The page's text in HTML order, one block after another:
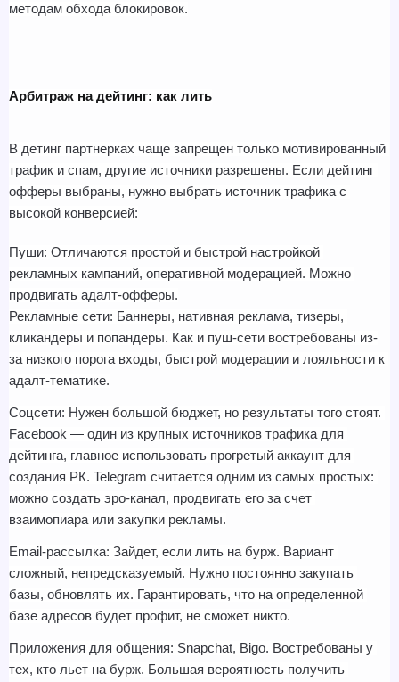
методам обхода блокировок.
Арбитраж на дейтинг: как лить
В детинг партнерках чаще запрещен только мотивированный
трафик и спам, другие источники разрешены. Если дейтинг
офферы выбраны, нужно выбрать источник трафика с
высокой конверсией:
Пуши: Отличаются простой и быстрой настройкой
рекламных кампаний, оперативной модерацией. Можно
продвигать адалт-офферы.
Рекламные сети: Баннеры, нативная реклама, тизеры,
кликандеры и попандеры. Как и пуш-сети востребованы из-
за низкого порога входы, быстрой модерации и лояльности к
адалт-тематике.
Соцсети: Нужен большой бюджет, но результаты того стоят.
Facebook — один из крупных источников трафика для
дейтинга, главное использовать прогретый аккаунт для
создания РК. Telegram считается одним из самых простых:
можно создать эро-канал, продвигать его за счет
взаимопиара или закупки рекламы.
Email-рассылка: Зайдет, если лить на бурж. Вариант
сложный, непредсказуемый. Нужно постоянно закупать
базы, обновлять их. Гарантировать, что на определенной
базе адресов будет профит, не сможет никто.
Приложения для общения: Snapchat, Bigo. Востребованы у
тех, кто льет на бурж. Большая вероятность получить